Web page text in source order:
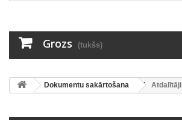
Grozs (tukšs)
Dokumentu sakārtošana Atdalītāji